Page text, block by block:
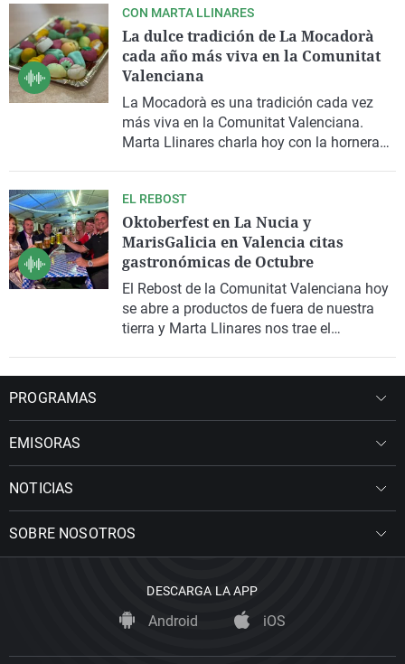
CON MARTA LLINARES
La dulce tradición de La Mocadorà
cada año más viva en la Comunitat
Valenciana
La Mocadorà es una tradición cada vez
más viva en la Comunitat Valenciana.
Marta Llinares charla hoy con la hornera
EL REBOST
Oktoberfest en La Nucia y
MarisGalicia en Valencia citas
gastronómicas de Octubre
El Rebost de la Comunitat Valenciana hoy
se abre a productos de fuera de nuestra
tierra y Marta Llinares nos trae el
PROGRAMAS
EMISORAS
NOTICIAS
SOBRE NOSOTROS
DESCARGA LA APP
Android iOS